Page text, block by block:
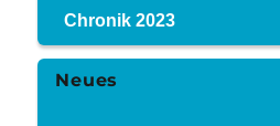
Chronik 2023
Neues